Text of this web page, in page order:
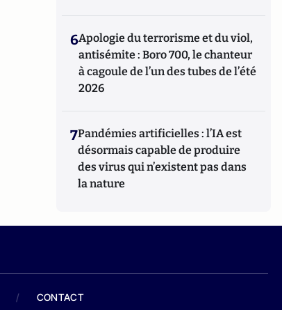
6Apologie du terrorisme et du viol,
antisémite : Boro 700, le chanteur
à cagoule de l’un des tubes de l’été
2026
7Pandémies artificielles : l’IA est
désormais capable de produire
des virus qui n’existent pas dans
la nature
/ CONTACT